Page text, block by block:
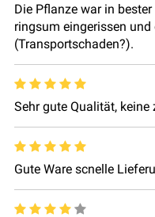
Die Pflanze war in
ringsum eingerissen
(Transportschaden?).
Sehr gute Qualität, keine
Gute Ware scnelle